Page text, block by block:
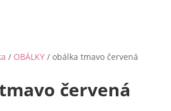
/ OBÁLKY/ obálka tmavo červená
červená